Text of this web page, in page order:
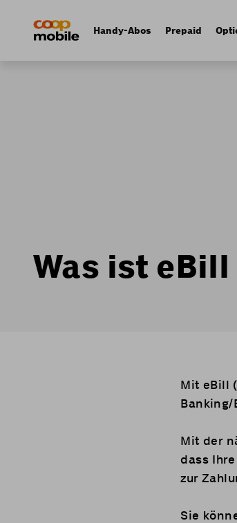
Navigation
principale
Handy-Abos Prepaid
Was ist
Mit eBill
Banking/
Mit der
dass
zur
Sie